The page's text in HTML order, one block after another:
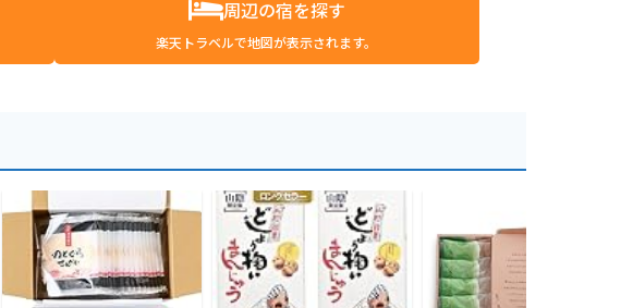
周辺の宿を探す
楽天トラベルで地図が表示されます。